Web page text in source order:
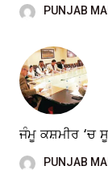
PUNJAB
ਜੰਮੂ ਕਸ਼ਮੀਰ ‘ਚ
PUNJAB